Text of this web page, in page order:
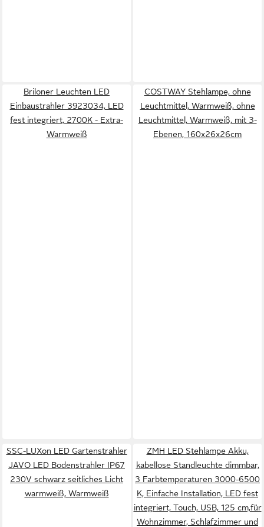
Briloner Leuchten LED
Einbaustrahler 3923034, LED
fest integriert, 2700K - Extra-
Warmweiß
COSTWAY Stehlampe, ohne
Leuchtmittel, Warmweiß, ohne
Leuchtmittel, Warmweiß, mit 3-
Ebenen, 160x26x26cm
SSC-LUXon LED Gartenstrahler
JAVO LED Bodenstrahler IP67
230V schwarz seitliches Licht
warmweiß, Warmweiß
ZMH LED Stehlampe Akku,
kabellose Standleuchte dimmbar,
3 Farbtemperaturen 3000-6500
K, Einfache Installation, LED fest
integriert, Touch, USB, 125 cm,für
Wohnzimmer, Schlafzimmer und